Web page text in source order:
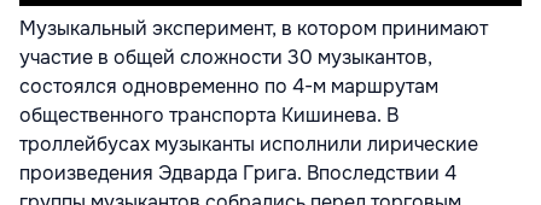
Музыкальный эксперимент, в котором принимают
участие в общей сложности 30 музыкантов,
состоялся одновременно по 4-м маршрутам
общественного транспорта Кишинева. В
троллейбусах музыканты исполнили лирические
произведения Эдварда Грига. Впоследствии 4